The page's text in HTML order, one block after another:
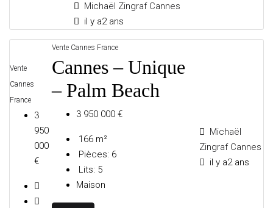
SAINT-TROPEZ
SAINTE-MAXIME
INTERNATIONAL
PROPRIÉTÉS DE LUXE À LA UNE
Michaël Zingraf Cannes
il y a2 ans
Vente
Cannes
France
3
950
000
€
Vente Cannes France
Cannes – Unique
– Palm Beach
3 950 000 €
166 m²
Pièces: 6
Lits: 5
Maison
Michaël
Zingraf Cannes
il y a2 ans